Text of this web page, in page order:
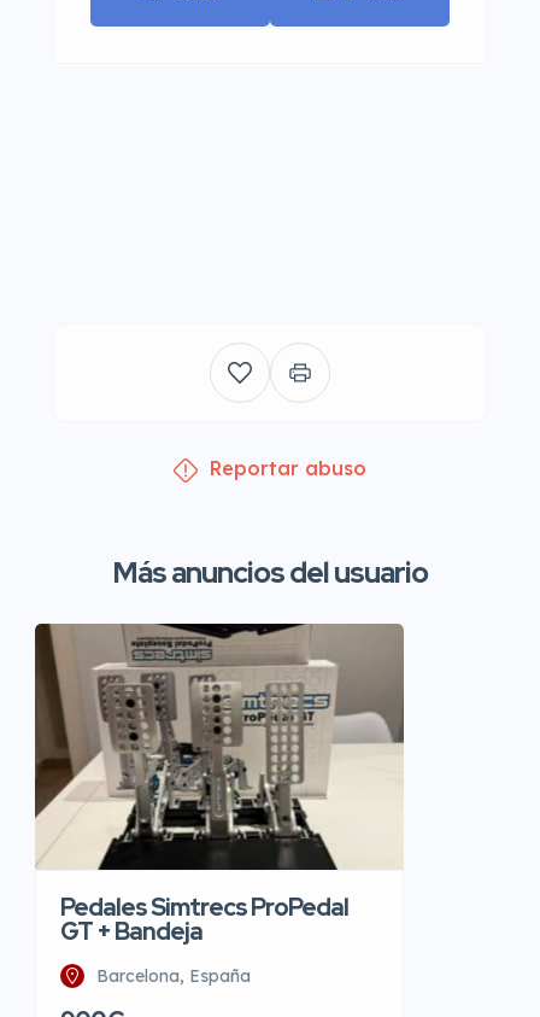
Reportar abuso
Más anuncios del usuario
Pedales Simtrecs ProPedal
GT + Bandeja
Barcelona, España